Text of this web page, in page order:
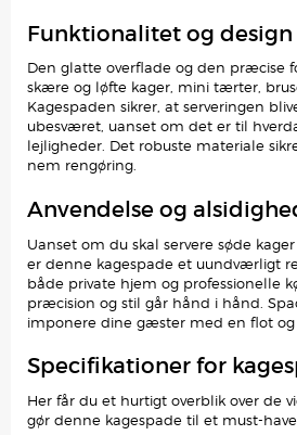
Funktionalitet og
Den glatte overflade og den præcise
skære og løfte kager, mini tærter,
Kagespaden sikrer, at serveringen
ubesværet, uanset om det er til
lejligheder. Det robuste materiale
nem rengøring.
Anvendelse og
Uanset om du skal servere søde
er denne kagespade et uundværligt
både private hjem og professionelle
præcision og stil går hånd i hånd.
imponere dine gæster med en flot og
Specifikationer for
Her får du et hurtigt overblik over de
gør denne kagespade til et must-